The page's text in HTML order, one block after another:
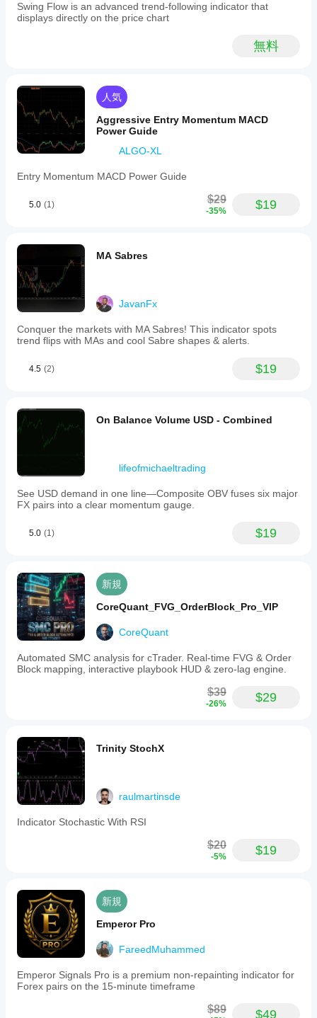
Swing Flow is an advanced trend-following indicator that
displays directly on the price chart
無料
人気
Aggressive Entry Momentum MACD
Power Guide
ALGO-XL
Entry Momentum MACD Power Guide
5.0 (1) $29
-35% $19
MA Sabres
JavanFx
Conquer the markets with MA Sabres! This indicator spots
trend flips with MAs and cool Sabre shapes & alerts.
4.5 (2) $19
On Balance Volume USD - Combined
lifeofmichaeltrading
See USD demand in one line—Composite OBV fuses six major
FX pairs into a clear momentum gauge.
5.0 (1) $19
新規
CoreQuant_FVG_OrderBlock_Pro_VIP
CoreQuant
Automated SMC analysis for cTrader. Real-time FVG & Order
Block mapping, interactive playbook HUD & zero-lag engine.
$39
-26% $29
Trinity StochX
raulmartinsde
Indicator Stochastic With RSI
$20
-5% $19
新規
Emperor Pro
FareedMuhammed
Emperor Signals Pro is a premium non-repainting indicator for
Forex pairs on the 15-minute timeframe
$89 $49